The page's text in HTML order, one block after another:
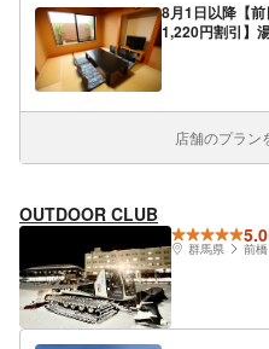
8月1日以降【
1,220円割引】
店舗のプラン
OUTDOOR CLUB
5.0
群馬県
前